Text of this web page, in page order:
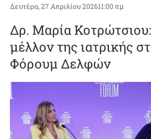
Δευτέρα, 27 Απριλίου 202611:00 πμ
Δρ. Μαρία
μέλλον της ιατρικής
Φόρουμ Δελφών